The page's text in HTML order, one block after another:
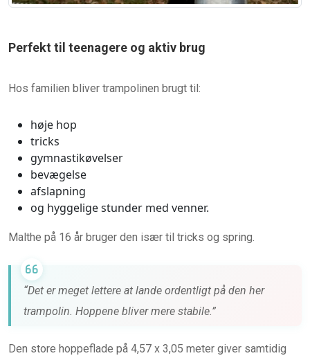
Perfekt til teenagere og aktiv brug
Hos familien bliver trampolinen brugt til:
høje hop
tricks
gymnastikøvelser
bevægelse
afslapning
og hyggelige stunder med venner.
Malthe på 16 år bruger den især til tricks og spring.
“Det er meget lettere at lande ordentligt på den her
trampolin. Hoppene bliver mere stabile.”
Den store hoppeflade på 4,57 x 3,05 meter giver samtidig